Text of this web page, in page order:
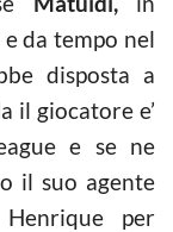
da tempo nel
disposta a
il giocatore e’
e se ne
il suo agente
per